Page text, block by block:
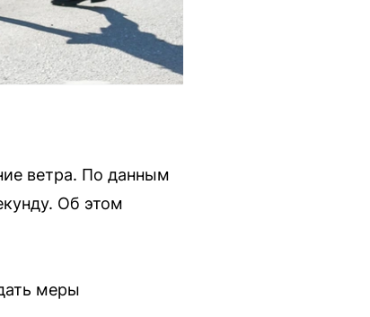
ветра. По данным
Об этом
меры